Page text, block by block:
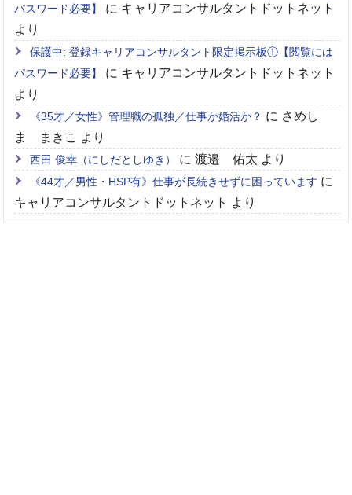
パスワード必要】
に キャリアコンサルタントドットネット
より
保護中: 登録キャリアコンサルタント限定掲示板①【閲覧には
パスワード必要】
に キャリアコンサルタントドットネット
より
《35才／女性》管理職の孤独／仕事か婚活か？ に さめし
ま まきこ より
西田 俊幸（にしだとしゆき） に渡邉 佑太 より
《44才／男性・HSP有》仕事が長続きせずに困っています に
キャリアコンサルタントドットネット より